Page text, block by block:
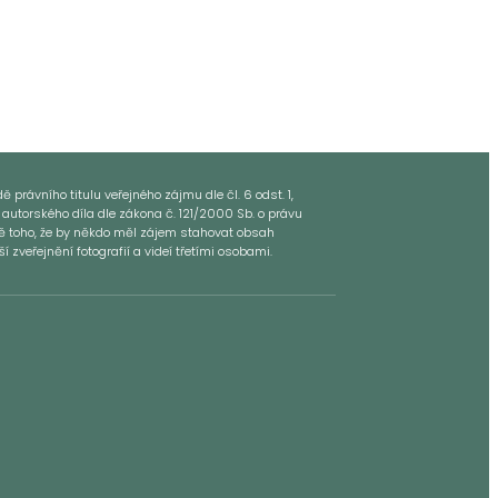
právního titulu veřejného zájmu dle čl. 6 odst. 1,
díla dle zákona č. 121/2000 Sb. o právu
že by někdo měl zájem stahovat obsah
zveřejnění fotografií a videí třetími osobami.